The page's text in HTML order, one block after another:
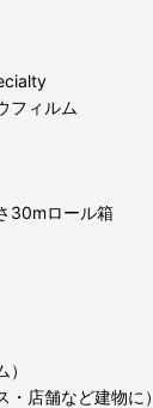
フィルム
30mロール箱
・店舗など建物に）